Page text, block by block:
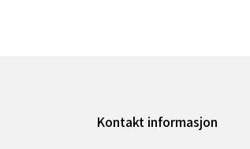
Kontakt informasjon